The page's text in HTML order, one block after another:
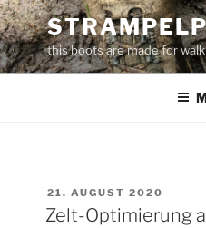
Zum
Inhalt
springenthis boots are made for
VERÖFFENTLICHT
AM
21. AUGUST 2020
Zelt-Optimierung